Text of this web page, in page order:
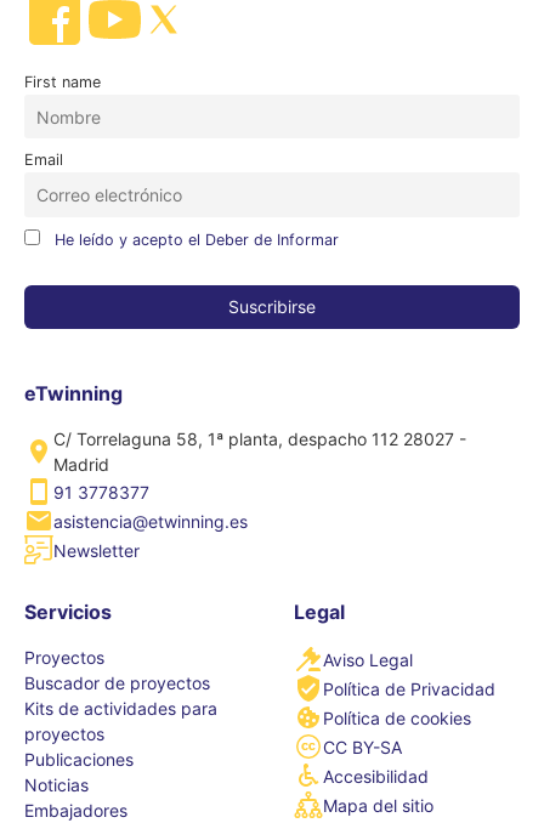
First name
Email
He leído y acepto el Deber de Informar
eTwinning
C/ Torrelaguna 58, 1ª planta, despacho 112 28027 -
Madrid
91 3778377
asistencia@etwinning.es
Newsletter
Servicios
Proyectos
Buscador de proyectos
Kits de actividades para
proyectos
Publicaciones
Noticias
Embajadores
Legal
Aviso Legal
Política de Privacidad
Política de cookies
CC BY-SA
Accesibilidad
Mapa del sitio